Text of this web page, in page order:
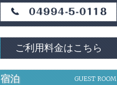
ご利用料金はこちら
宿泊 GUEST ROOM